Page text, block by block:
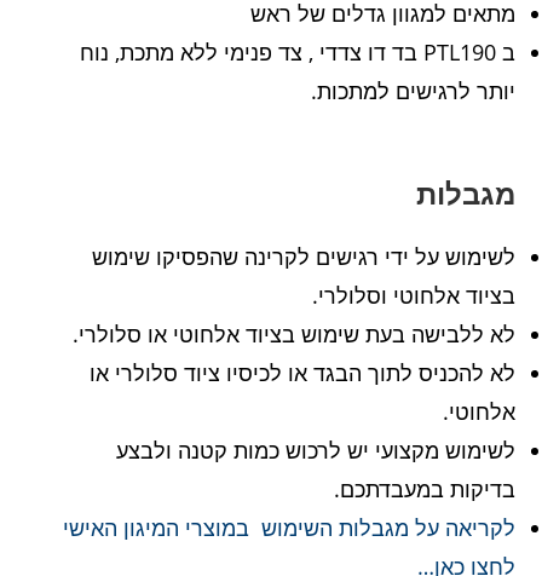
מתאים למגוון גדלים של ראש
ב PTL190 בד דו צדדי , צד פנימי ללא מתכת, נוח
יותר לרגישים למתכות.
מגבלות
לשימוש על ידי רגישים לקרינה שהפסיקו שימוש
בציוד אלחוטי וסלולרי.
לא ללבישה בעת שימוש בציוד אלחוטי או סלולרי.
לא להכניס לתוך הבגד או לכיסיו ציוד סלולרי או
אלחוטי.
לשימוש מקצועי יש לרכוש כמות קטנה ולבצע
בדיקות במעבדתכם.
לקריאה על מגבלות השימוש במוצרי המיגון האישי
לחצו כאן…